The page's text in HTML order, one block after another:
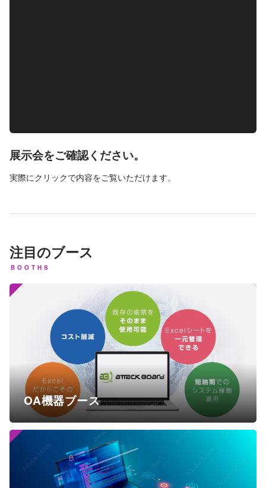
展示会をご確認ください。
実際にクリックで内容をご覧いただけます。
注目のブース
BOOTHS
OA機器ブース